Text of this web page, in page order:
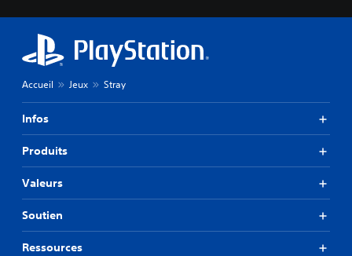
Accueil Jeux Stray
Infos
Produits
Valeurs
Soutien
Ressources